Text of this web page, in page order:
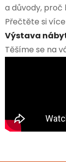
a důvody, proč
Přečtěte si
Výstava
Těšíme se na